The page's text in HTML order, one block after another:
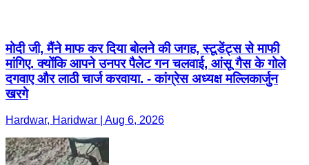
मोदी जी, मैंने माफ कर द‍िया बोलने की जगह, स्‍टूडेंट्स से माफी
मांग‍िए. क्‍योंक‍ि आपने उनपर पैलेट गन चलवाई, आंसू गैस के गोले
दगवाए और लाठी चार्ज करवाया. - कांग्रेस अध्‍यक्ष मल्लिकार्जुन
खरगे
Hardwar, Haridwar | Aug 6, 2026